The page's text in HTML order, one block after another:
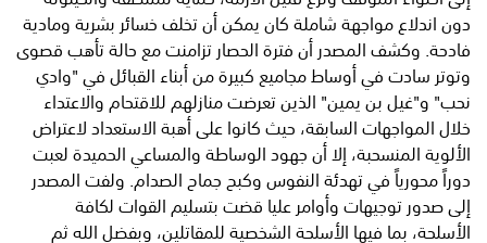
دون اندلاع مواجهة شاملة كان يمكن أن تخلف خسائر بشرية ومادية
فادحة. ​وكشف المصدر أن فترة الحصار تزامنت مع حالة تأهب قصوى
وتوتر سادت في أوساط مجاميع كبيرة من أبناء القبائل في "وادي
نحب" و"غيل بن يمين" الذين تعرضت منازلهم للاقتحام والاعتداء
خلال المواجهات السابقة، حيث كانوا على أهبة الاستعداد لاعتراض
الألوية المنسحبة، إلا أن جهود الوساطة والمساعي الحميدة لعبت
دوراً محورياً في تهدئة النفوس وكبح جماح الصدام. ​ولفت المصدر
إلى صدور توجيهات وأوامر عليا قضت بتسليم القوات لكافة
الأسلحة، بما فيها الأسلحة الشخصية للمقاتلين، وبفضل الله ثم